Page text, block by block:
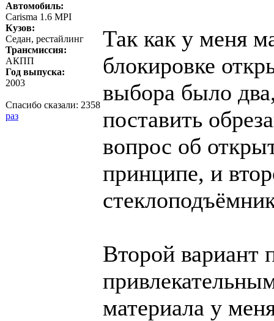
Автомобиль:
Carisma 1.6 MPI
Кузов:
Седан, рестайлинг
Трансмиссия:
АКПП
Год выпуска:
2003
Спасибо сказали: 2358
раз
Так как у меня
блокировке
выбора было
поставить
вопрос об
принципе, и
Второй вариант
материала у